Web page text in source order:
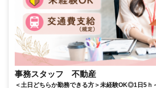
事務スタッフ 不動産
＜土日どちらか勤務できる方＞未経験OK◎1日5ｈ